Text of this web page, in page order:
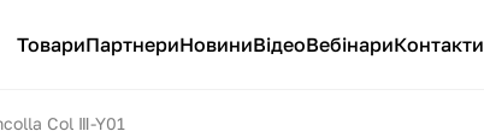
ТовариПартнериНовиниВідеоВебінариКонтакти
Col Ⅲ-Y01